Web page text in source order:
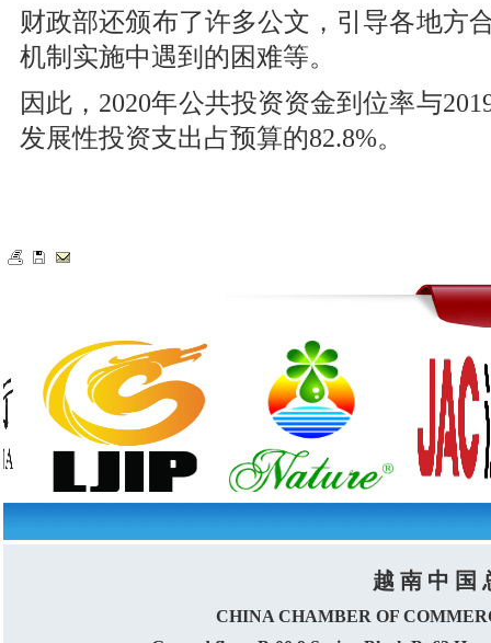
财政部还颁布了许多公文，引导各地方
机制实施中遇到的困难等。
因此，2020年公共投资资金到位率与
发展性投资支出占预算的82.8%。
越 南 中 国
CHINA CHAMBER OF